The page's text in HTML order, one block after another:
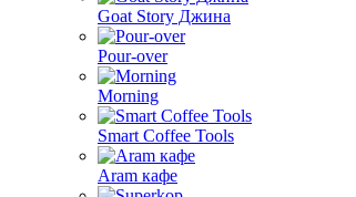
Goat Story Джина
Pour-over
Morning
Smart Coffee Tools
Aram кафе